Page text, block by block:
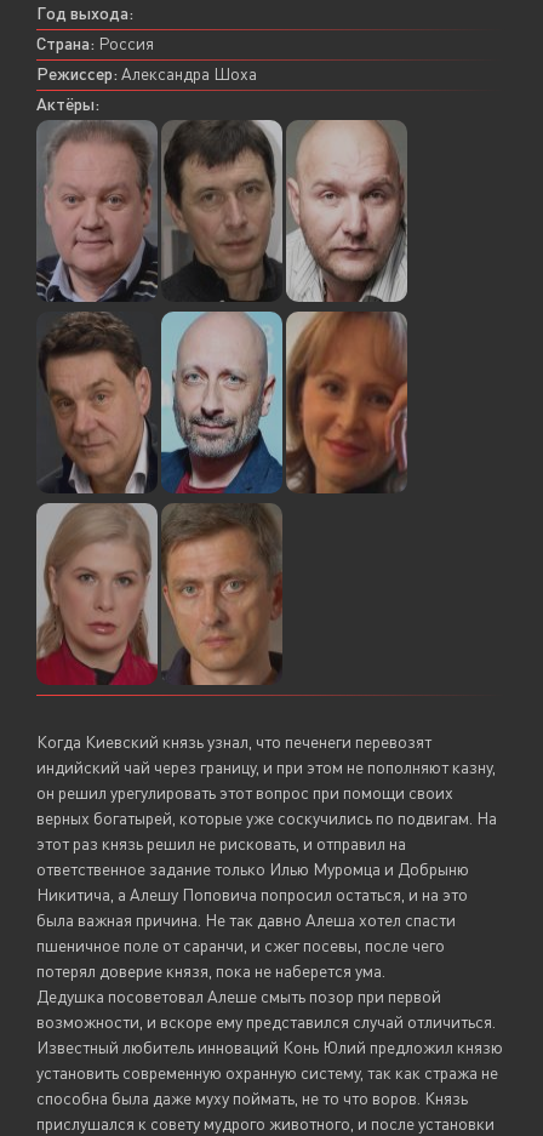
Год выхода:
Страна: Россия
Режиссер: Александра Шоха
Актёры:
Когда Киевский князь узнал, что печенеги перевозят
индийский чай через границу, и при этом не пополняют казну,
он решил урегулировать этот вопрос при помощи своих
верных богатырей, которые уже соскучились по подвигам. На
этот раз князь решил не рисковать, и отправил на
ответственное задание только Илью Муромца и Добрыню
Никитича, а Алешу Поповича попросил остаться, и на это
была важная причина. Не так давно Алеша хотел спасти
пшеничное поле от саранчи, и сжег посевы, после чего
потерял доверие князя, пока не наберется ума.
Дедушка посоветовал Алеше смыть позор при первой
возможности, и вскоре ему представился случай отличиться.
Известный любитель инноваций Конь Юлий предложил князю
установить современную охранную систему, так как стража не
способна была даже муху поймать, не то что воров. Князь
прислушался к совету мудрого животного, и после установки